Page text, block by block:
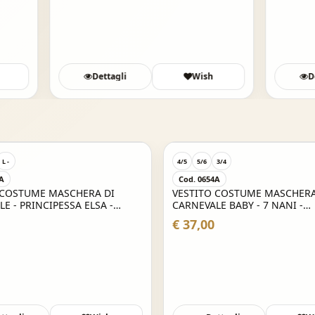
Wish Dettagli
3/4
MASCHERA DI
BABY - 7 NANI -
6/7 8/9 10/
Cod. 1246
COSTUME DI CARNEVALE
DA AGENTE DI PEGASUS
€ 47,31